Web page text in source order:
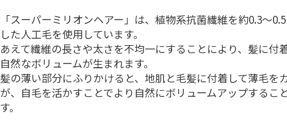
「スーパーミリオンヘアー」は、植物系抗菌繊維を約0.3～
した人工毛を使用しています。
あえて繊維の長さや太さを不均一にすることにより、髪に付
自然なボリュームが生まれます。
髪の薄い部分にふりかけると、地肌と毛髪に付着して薄毛を
が、自毛を活かすことでより自然にボリュームアップするこ
す。